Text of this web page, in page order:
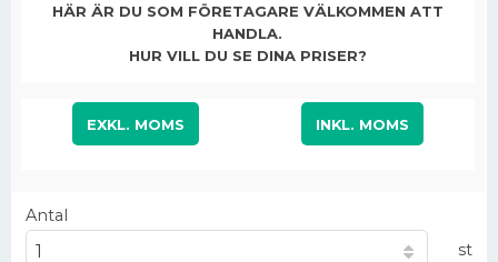
157,13
Antal
st
HÄR ÄR DU SOM FÖRETAGARE VÄLKOMMEN ATT
HANDLA.
HUR VILL DU SE DINA PRISER?
EXKL. MOMS INKL. MOMS